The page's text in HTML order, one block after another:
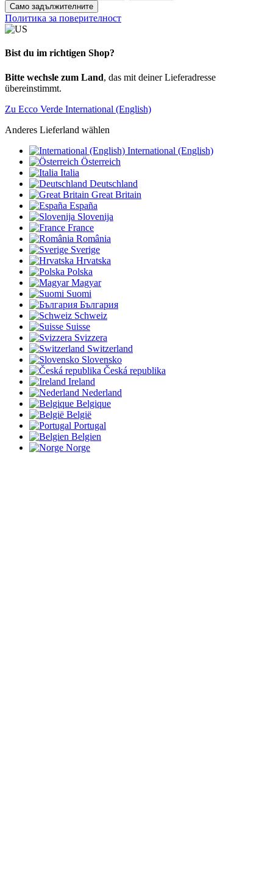
Само задължителните
Политика за поверителност
Bist du im richtigen Shop?
Bitte wechsle zum Land, das mit deiner Lieferadresse
übereinstimmt.
Zu Ecco Verde International (English)
Anderes Lieferland wählen
International (English)
Österreich
Italia
Deutschland
Great Britain
España
Slovenija
France
România
Sverige
Hrvatska
Polska
Magyar
Suomi
България
Schweiz
Suisse
Svizzera
Switzerland
Slovensko
Česká republika
Ireland
Nederland
Belgique
België
Portugal
Belgien
Norge